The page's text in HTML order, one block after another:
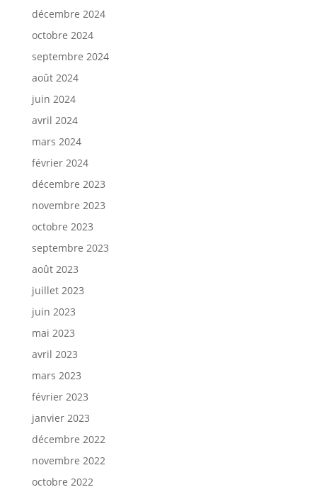
décembre 2024
octobre 2024
septembre 2024
août 2024
juin 2024
avril 2024
mars 2024
février 2024
décembre 2023
novembre 2023
octobre 2023
septembre 2023
août 2023
juillet 2023
juin 2023
mai 2023
avril 2023
mars 2023
février 2023
janvier 2023
décembre 2022
novembre 2022
octobre 2022